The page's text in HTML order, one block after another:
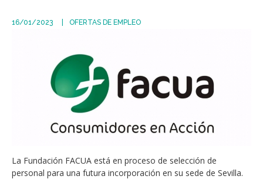
16/01/2023 OFERTAS DE EMPLEO
La Fundación FACUA está en proceso de selección de
personal para una futura incorporación en su sede de Sevilla.